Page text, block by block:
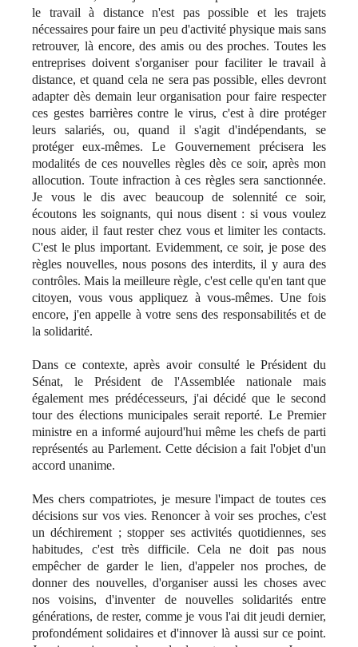
le travail à distance n'est pas possible et les trajets
nécessaires pour faire un peu d'activité physique mais sans
retrouver, là encore, des amis ou des proches. Toutes les
entreprises doivent s'organiser pour faciliter le travail à
distance, et quand cela ne sera pas possible, elles devront
adapter dès demain leur organisation pour faire respecter
ces gestes barrières contre le virus, c'est à dire protéger
leurs salariés, ou, quand il s'agit d'indépendants, se
protéger eux-mêmes. Le Gouvernement précisera les
modalités de ces nouvelles règles dès ce soir, après mon
allocution. Toute infraction à ces règles sera sanctionnée.
Je vous le dis avec beaucoup de solennité ce soir,
écoutons les soignants, qui nous disent : si vous voulez
nous aider, il faut rester chez vous et limiter les contacts.
C'est le plus important. Evidemment, ce soir, je pose des
règles nouvelles, nous posons des interdits, il y aura des
contrôles. Mais la meilleure règle, c'est celle qu'en tant que
citoyen, vous vous appliquez à vous-mêmes. Une fois
encore, j'en appelle à votre sens des responsabilités et de
la solidarité.
Dans ce contexte, après avoir consulté le Président du
Sénat, le Président de l'Assemblée nationale mais
également mes prédécesseurs, j'ai décidé que le second
tour des élections municipales serait reporté. Le Premier
ministre en a informé aujourd'hui même les chefs de parti
représentés au Parlement. Cette décision a fait l'objet d'un
accord unanime.
Mes chers compatriotes, je mesure l'impact de toutes ces
décisions sur vos vies. Renoncer à voir ses proches, c'est
un déchirement ; stopper ses activités quotidiennes, ses
habitudes, c'est très difficile. Cela ne doit pas nous
empêcher de garder le lien, d'appeler nos proches, de
donner des nouvelles, d'organiser aussi les choses avec
nos voisins, d'inventer de nouvelles solidarités entre
générations, de rester, comme je vous l'ai dit jeudi dernier,
profondément solidaires et d'innover là aussi sur ce point.